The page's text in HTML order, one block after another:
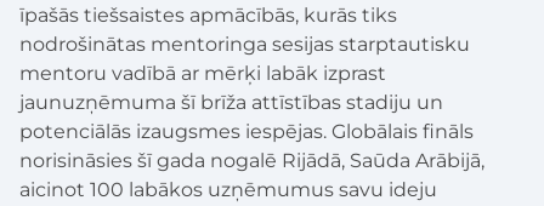
īpašās tiešsaistes apmācībās, kurās tiks
nodrošinātas mentoringa sesijas starptautisku
mentoru vadībā ar mērķi labāk izprast
jaunuzņēmuma šī brīža attīstības stadiju un
potenciālās izaugsmes iespējas. Globālais fināls
norisināsies šī gada nogalē Rijādā, Saūda Arābijā,
aicinot 100 labākos uzņēmumus savu ideju